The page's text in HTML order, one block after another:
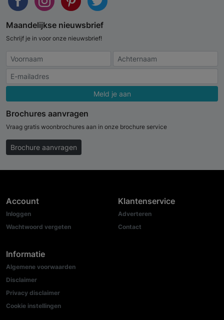
Maandelijkse nieuwsbrief
Schrijf je in voor onze nieuwsbrief!
Meld je aan
Brochures aanvragen
Vraag gratis woonbrochures aan in onze brochure service
Brochure aanvragen
Account
Inloggen
Wachtwoord vergeten
Informatie
Algemene voorwaarden
Disclaimer
Privacy disclaimer
Cookie instellingen
Klantenservice
Adverteren
Contact